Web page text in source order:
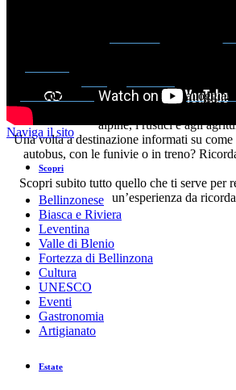
of Switzerland
! Decidi poi dovealloggiare
diverse opzioni, dai piccoli hotel alle case
alpine, i rustici e agli
Una volta a destinazione informati su
autobus, con le funivie o in treno?
Scopri subito tutto quello che ti serve per
un’esperienza da
Naviga il sito
Scopri
Bellinzonese
Biasca e Riviera
Leventina
Valle di Blenio
Fortezza di Bellinzona
Cultura
UNESCO
Eventi
Gastronomia
Artigianato
Estate